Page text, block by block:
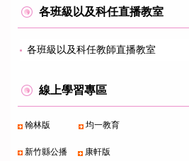
各班級以及科任直播教室
各班級以及科任教師直播教室
線上學習專區
翰林版 均一教育
新竹縣公播 康軒版